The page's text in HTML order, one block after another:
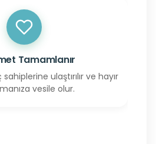
Tamamlanır
ulaştırılır ve hayır
vesile olur.